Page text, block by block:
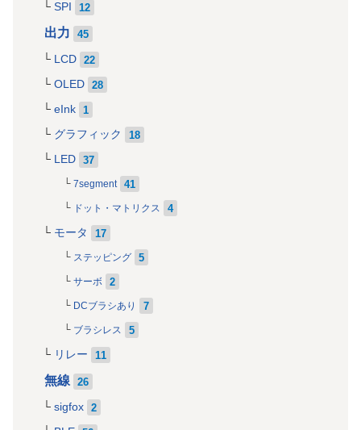
SPI 12
出力 45
LCD 22
OLED 28
eInk 1
グラフィック 18
LED 37
7segment 41
ドット・マトリクス 4
モータ 17
ステッピング 5
サーボ 2
DCブラシあり 7
ブラシレス 5
リレー 11
無線 26
sigfox 2